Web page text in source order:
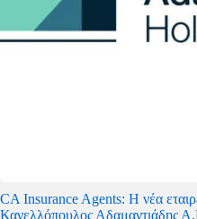
CA Insurance Agents: Η νέα
Κανελλόπουλος Αδαμαντιάδης